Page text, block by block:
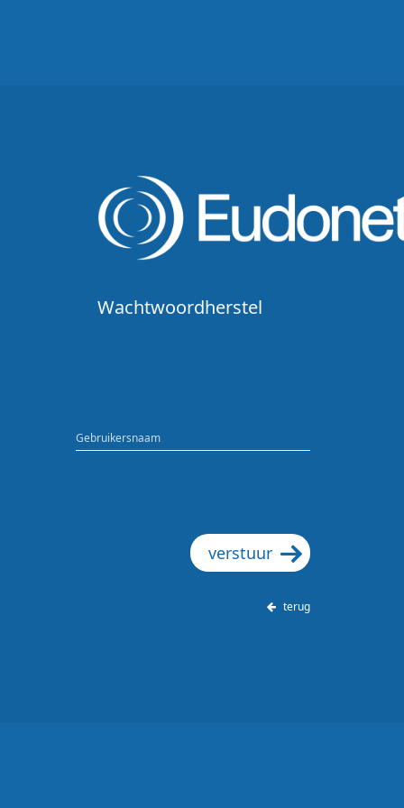
Wachtwoordherstel
Gebruikersnaam
verstuur
terug